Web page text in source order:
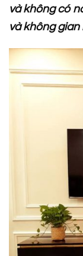
và không có
và không